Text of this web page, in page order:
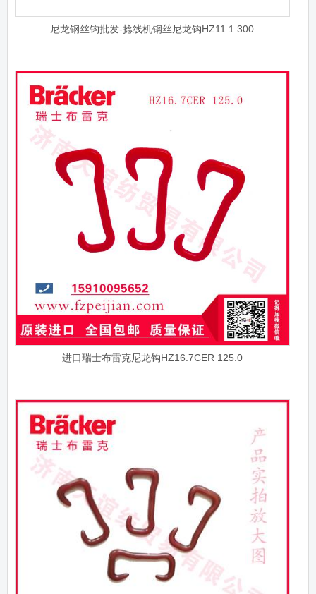
尼龙钢丝钩批发-捻线机钢丝尼龙钩HZ11.1 300
进口瑞士布雷克尼龙钩HZ16.7CER 125.0